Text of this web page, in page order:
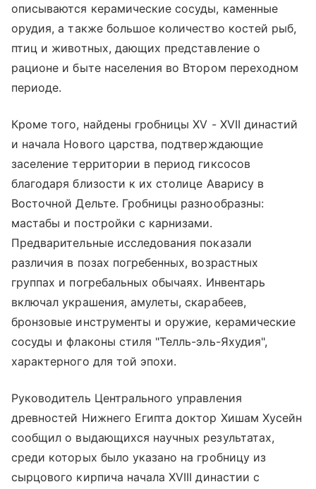
описываются керамические сосуды, каменные
орудия, а также большое количество костей рыб,
птиц и животных, дающих представление о
рационе и быте населения во Втором переходном
периоде.
Кроме того, найдены гробницы XV - XVII династий
и начала Нового царства, подтверждающие
заселение территории в период гиксосов
благодаря близости к их столице Аварису в
Восточной Дельте. Гробницы разнообразны:
мастабы и постройки с карнизами.
Предварительные исследования показали
различия в позах погребенных, возрастных
группах и погребальных обычаях. Инвентарь
включал украшения, амулеты, скарабеев,
бронзовые инструменты и оружие, керамические
сосуды и флаконы стиля "Телль-эль-Яхудия",
характерного для той эпохи.
Руководитель Центрального управления
древностей Нижнего Египта доктор Хишам Хусейн
сообщил о выдающихся научных результатах,
среди которых было указано на гробницу из
сырцового кирпича начала XVIII династии с